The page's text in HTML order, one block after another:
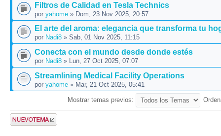
Filtros de Calidad en Tesla Technics
por yahome » Dom, 23 Nov 2025, 20:57
El arte del aroma: elegancia que transforma tu
por Nadi8 » Sab, 01 Nov 2025, 11:15
Conecta con el mundo desde donde estés
por Nadi8 » Lun, 27 Oct 2025, 07:07
Streamlining Medical Facility Operations
por yahome » Mar, 21 Oct 2025, 05:41
Mostrar temas previos:
Publicar un
nuevo tema